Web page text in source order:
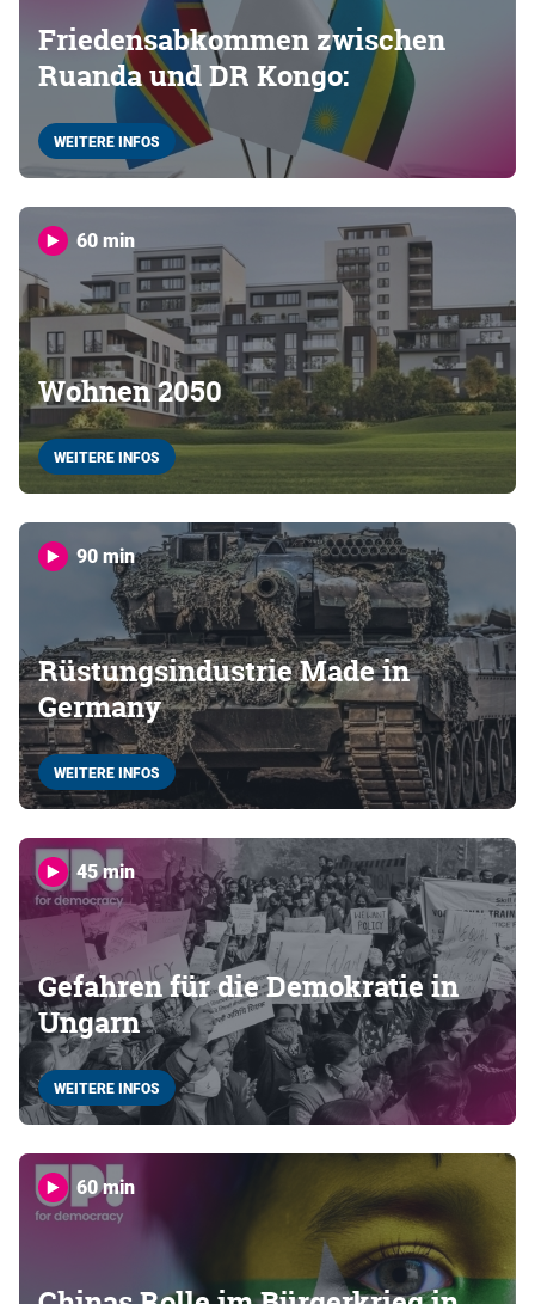
Friedensabkommen zwischen
Ruanda und DR Kongo:
WEITERE INFOS
60 min
Wohnen 2050
WEITERE INFOS
90 min
Rüstungsindustrie Made in
Germany
WEITERE INFOS
45 min
Gefahren für die Demokratie in
Ungarn
WEITERE INFOS
60 min